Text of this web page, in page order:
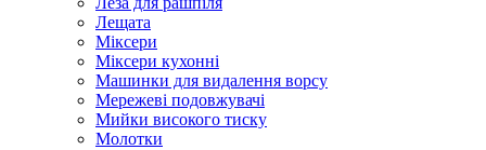
Лещата
Міксери
Міксери кухонні
Машинки для видалення ворсу
Мережеві подовжувачі
Мийки високого тиску
Молотки